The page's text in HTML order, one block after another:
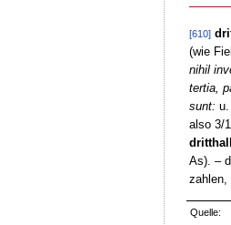
[610]
(wie
nihil
tertia,
sunt: u.
also 3/
As). –
zahlen,
Quelle: